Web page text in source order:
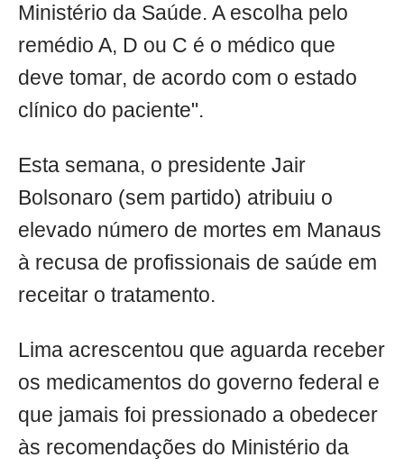
Ministério da Saúde. A escolha pelo
remédio A, D ou C é o médico que
deve tomar, de acordo com o estado
clínico do paciente".
Esta semana, o presidente Jair
Bolsonaro (sem partido) atribuiu o
elevado número de mortes em Manaus
à recusa de profissionais de saúde em
receitar o tratamento.
Lima acrescentou que aguarda receber
os medicamentos do governo federal e
que jamais foi pressionado a obedecer
às recomendações do Ministério da